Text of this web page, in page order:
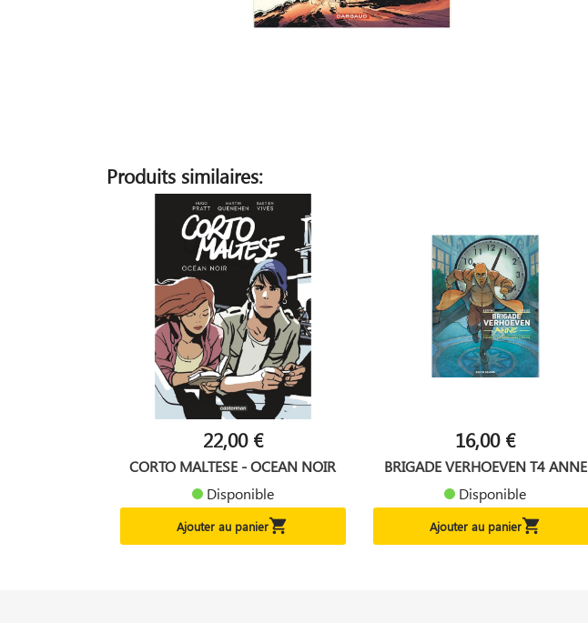
Produits similaires:
22,00 €
CORTO MALTESE - OCEAN NOIR
Disponible
Ajouter au panier
16,00 €
BRIGADE VERHOEVEN T4 ANNE
Disponible
Ajouter au panier